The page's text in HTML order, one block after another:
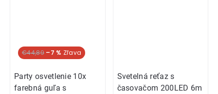
€44,89 –7 %
Party osvetlenie 10x
farebná guľa s
Svetelná reťaz s
časovačom 200LED 6m